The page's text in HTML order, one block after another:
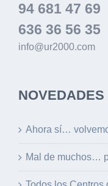
94 681 47 69
636 36 56 35
info@ur2000.com
NOVEDADES
Ahora sí…
Mal de muchos…